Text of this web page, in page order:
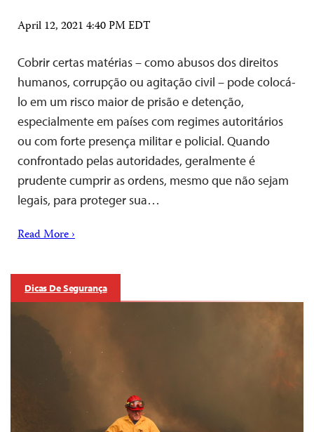
April 12, 2021 4:40 PM EDT
Cobrir certas matérias – como abusos dos direitos
humanos, corrupção ou agitação civil – pode colocá-
lo em um risco maior de prisão e detenção,
especialmente em países com regimes autoritários
ou com forte presença militar e policial. Quando
confrontado pelas autoridades, geralmente é
prudente cumprir as ordens, mesmo que não sejam
legais, para proteger sua…
Read More ›
Dicas De Segurança